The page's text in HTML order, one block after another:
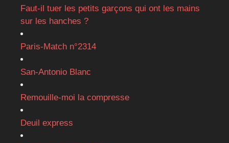
Faut-il tuer les petits garçons qui ont les mains
sur les hanches ?
Paris-Match n°2314
San-Antonio Blanc
Remouille-moi la compresse
Deuil express